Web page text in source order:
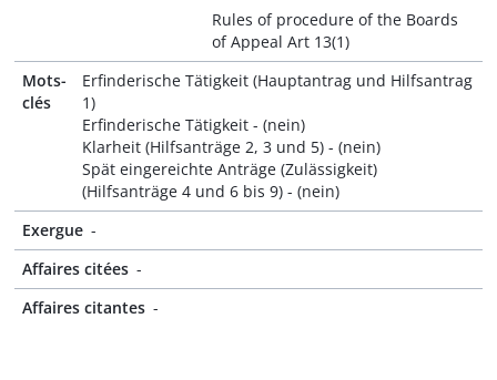
Rules of procedure of the Boards
of Appeal Art 13(1)
Mots-
clés
Erfinderische Tätigkeit (Hauptantrag und Hilfsantrag
1)
Erfinderische Tätigkeit - (nein)
Klarheit (Hilfsanträge 2, 3 und 5) - (nein)
Spät eingereichte Anträge (Zulässigkeit)
(Hilfsanträge 4 und 6 bis 9) - (nein)
Exergue -
Affaires citées -
Affaires citantes -